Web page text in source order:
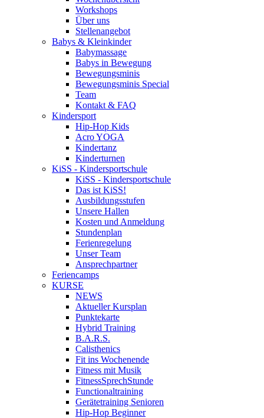
Workshops
Über uns
Stellenangebot
Babys & Kleinkinder
Babymassage
Babys in Bewegung
Bewegungsminis
Bewegungsminis Special
Team
Kontakt & FAQ
Kindersport
Hip-Hop Kids
Acro YOGA
Kindertanz
Kinderturnen
KiSS - Kindersportschule
KiSS - Kindersportschule
Das ist KiSS!
Ausbildungsstufen
Unsere Hallen
Kosten und Anmeldung
Stundenplan
Ferienregelung
Unser Team
Ansprechpartner
Feriencamps
KURSE
NEWS
Aktueller Kursplan
Punktekarte
Hybrid Training
B.A.R.S.
Calisthenics
Fit ins Wochenende
Fitness mit Musik
FitnessSprechStunde
Functionaltraining
Gerätetraining Senioren
Hip-Hop Beginner